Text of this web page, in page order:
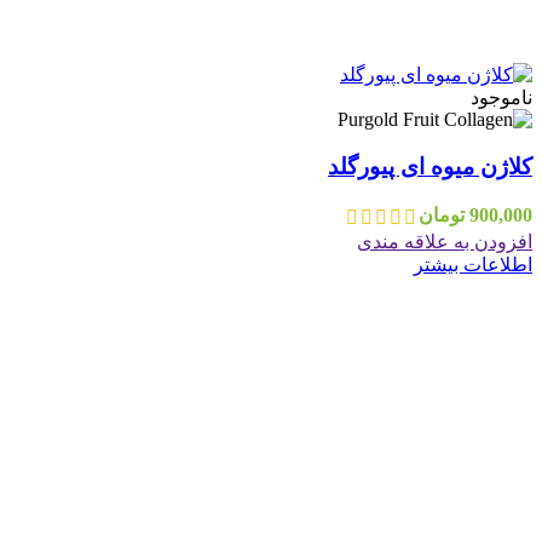
ناموجود
کلاژن میوه ای پیورگلد
900,000 تومان
افزودن به علاقه مندی
اطلاعات بیشتر